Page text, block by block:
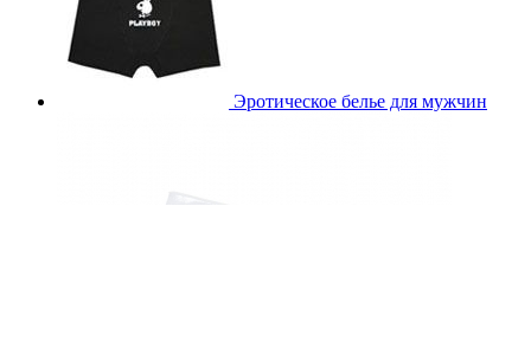
Эротическое белье для мужчин